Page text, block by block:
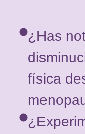
¿Has
física